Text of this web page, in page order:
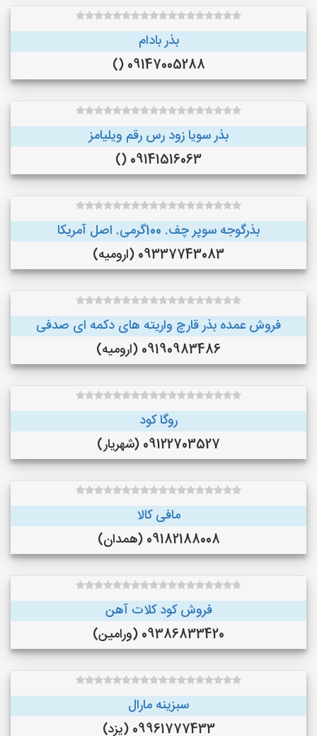
بذر بادام
09147005288 ()
بذر سویا زود رس رقم ویلیامز
09141516063 ()
بذرگوجه‌ سوپر چف. 100گرمی. اصل آمریکا
09337743083 (ارومیه)
فروش عمده بذر قارچ واریته های دکمه ای صدفی
09190983486 (ارومیه)
روگا کود
09122703527 (شهریار)
مافی کالا
09182188008 (همدان)
فروش کود کلات آهن
09386833420 (ورامین)
سبزینه مارال
09961777433 (یزد)